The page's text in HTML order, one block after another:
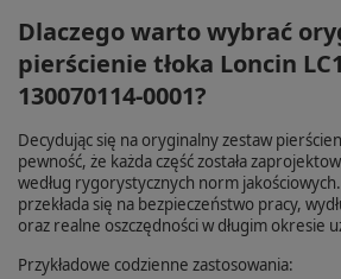
Dlaczego warto wybrać
pierścienie tłoka Loncin
130070114‑0001?
Decydując się na oryginalny zestaw
pewność, że każda część została
według rygorystycznych norm
przekłada się na bezpieczeństwo pracy,
oraz realne oszczędności w długim okresie
Przykładowe codzienne zastosowania: